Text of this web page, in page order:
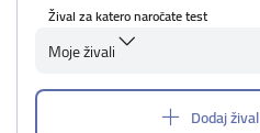
Žival za katero naročate test
Moje živali
Dodaj žival